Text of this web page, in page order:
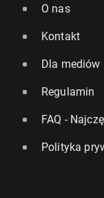
O nas
Kontakt
Dla mediów
Regulamin
FAQ -
Polityka